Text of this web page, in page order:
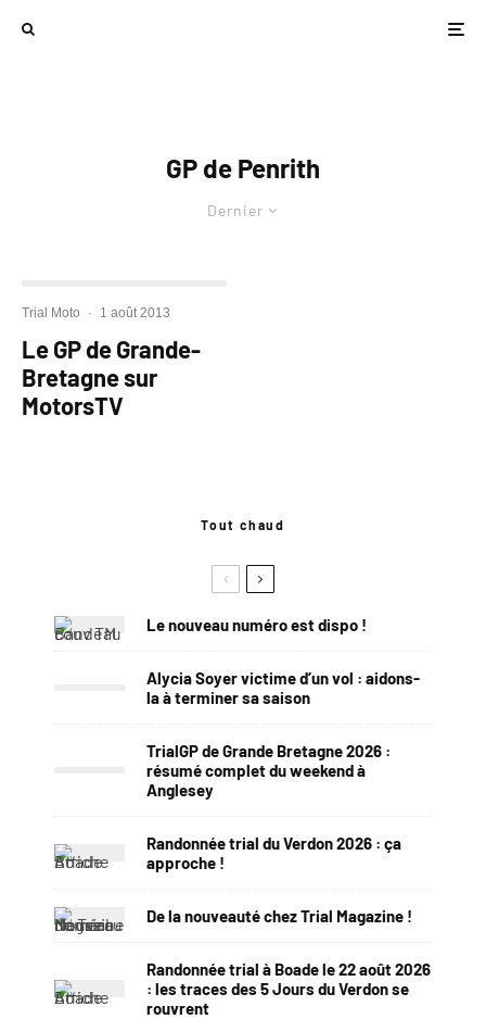
GP de Penrith
Dernier
Trial Moto · 1 août 2013
Le GP de Grande-
Bretagne sur
MotorsTV
Tout chaud
Le nouveau numéro est dispo !
Alycia Soyer victime d’un vol : aidons-
la à terminer sa saison
TrialGP de Grande Bretagne 2026 :
résumé complet du weekend à
Anglesey
Randonnée trial du Verdon 2026 : ça
approche !
De la nouveauté chez Trial Magazine !
Randonnée trial à Boade le 22 août 2026
: les traces des 5 Jours du Verdon se
rouvrent